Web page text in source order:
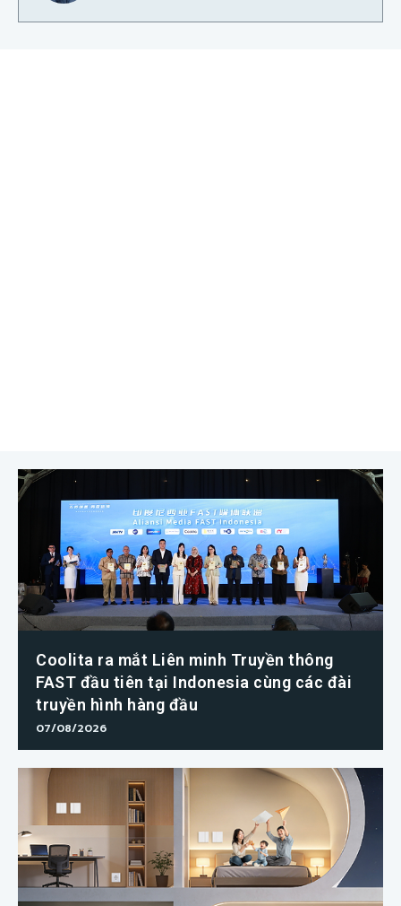
Coolita ra mắt Liên minh Truyền thông
FAST đầu tiên tại Indonesia cùng các đài
truyền hình hàng đầu
07/08/2026